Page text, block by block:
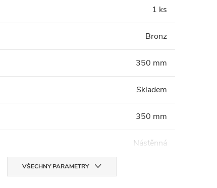
1 ks
Bronz
350 mm
Skladem
350 mm
Nástěnná
VŠECHNY PARAMETRY